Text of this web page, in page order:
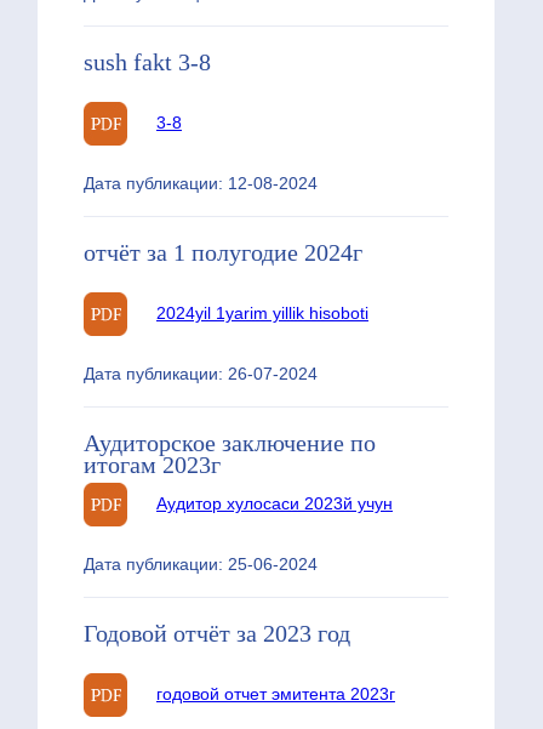
sush fakt 3-8
3-8
Дата публикации: 12-08-2024
отчёт за 1 полугодие 2024г
2024yil 1yarim yillik hisoboti
Дата публикации: 26-07-2024
Аудиторское заключение по
итогам 2023г
Аудитор хулосаси 2023й учун
Дата публикации: 25-06-2024
Годовой отчёт за 2023 год
годовой отчет эмитента 2023г